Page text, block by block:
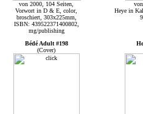
von 2000, 104 Seiten,
Vorwort in D & E, color,
broschiert, 303x225mm,
ISBN: 439522371400802,
mg/publishing
Heye in
Bédé Adult #198
(Cover)